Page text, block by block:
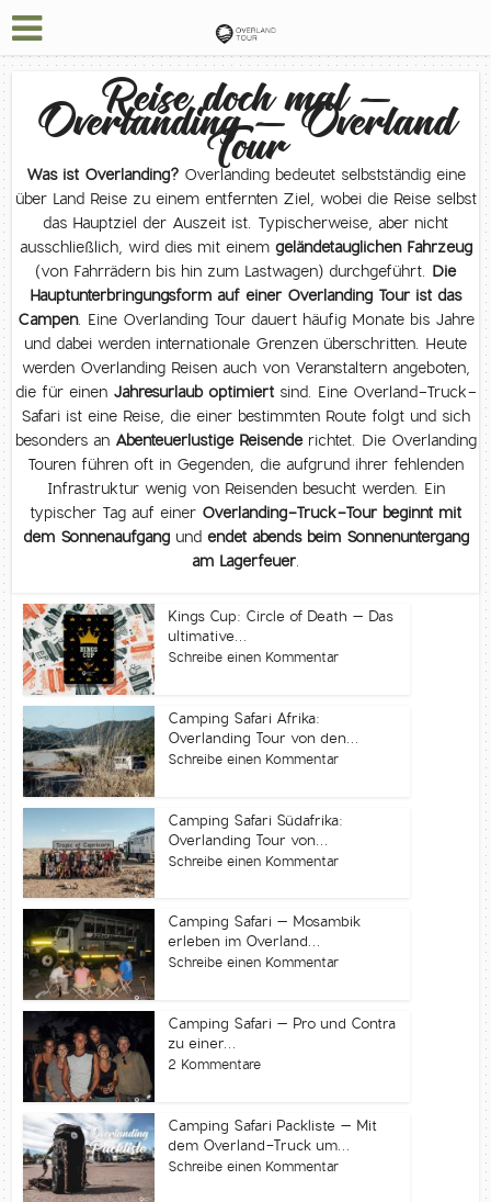
Reise doch mal –
Overlanding – Overland
Tour
Was ist Overlanding?Overlanding bedeutet selbstständig eine
über Land Reise zu einem entfernten Ziel, wobei die Reise selbst
das Hauptziel der Auszeit ist. Typischerweise, aber nicht
ausschließlich, wird dies mit einemgeländetauglichen Fahrzeug
(von Fahrrädern bis hin zum Lastwagen) durchgeführt. Die
Hauptunterbringungsform auf einer Overlanding Tour ist das
Campen. Eine Overlanding Tour dauert häufig Monate bis Jahre
und dabei werden internationale Grenzen überschritten. Heute
werden Overlanding Reisen auch von Veranstaltern angeboten,
die für einen Jahresurlaub optimiertsind. Eine Overland-Truck-
Safari ist eine Reise, die einer bestimmten Route folgt und sich
besonders an Abenteuerlustige Reisenderichtet. Die Overlanding
Touren führen oft in Gegenden, die aufgrund ihrer fehlenden
Infrastruktur wenig von Reisenden besucht werden. Ein
typischer Tag auf einer Overlanding-Truck-Tour beginnt mit
dem Sonnenaufgangund endet abends beim Sonnenuntergang
am Lagerfeuer.
Kings Cup: Circle of Death – Das
ultimative...
Schreibe einen Kommentar
Camping Safari Afrika:
Overlanding Tour von den...
Schreibe einen Kommentar
Camping Safari Südafrika:
Overlanding Tour von...
Schreibe einen Kommentar
Camping Safari – Mosambik
erleben im Overland...
Schreibe einen Kommentar
Camping Safari – Pro und Contra
zu einer...
2 Kommentare
Camping Safari Packliste – Mit
dem Overland-Truck um...
Schreibe einen Kommentar